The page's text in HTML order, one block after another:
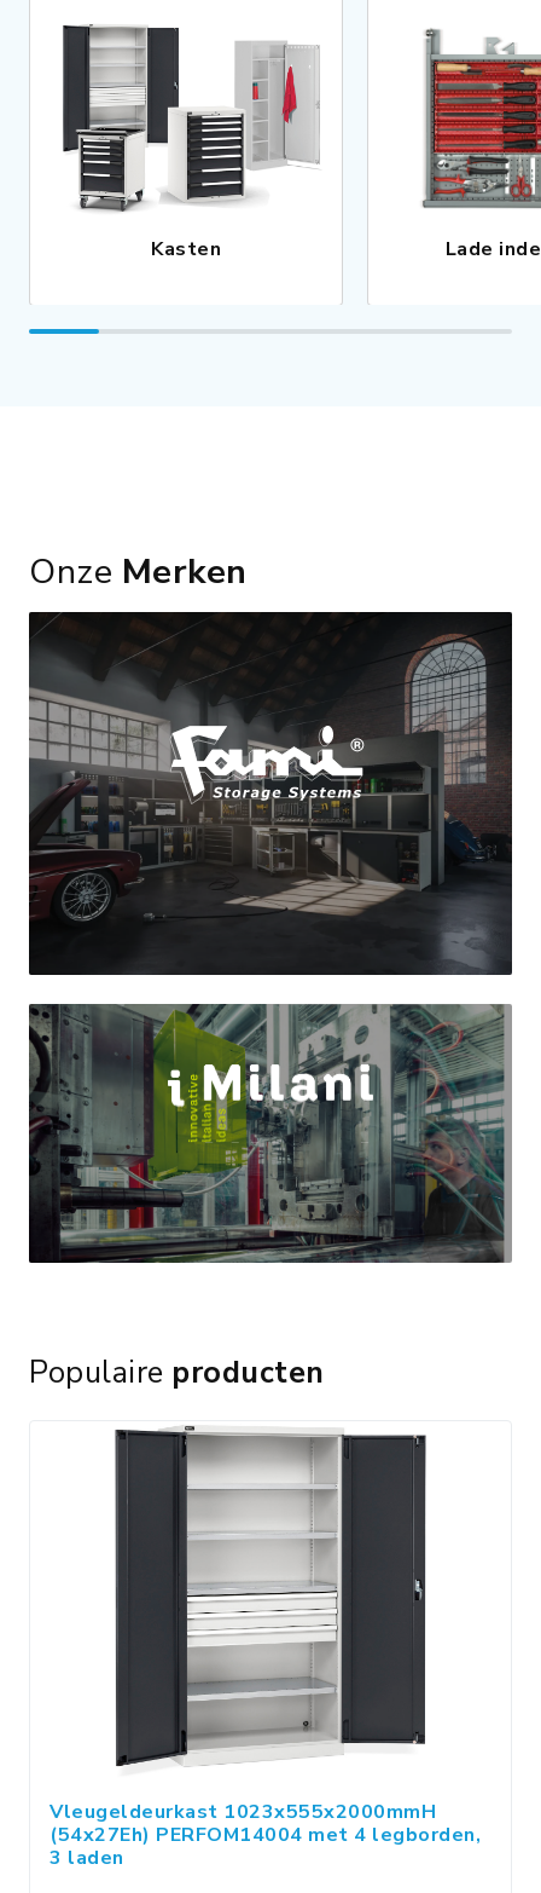
Kasten Lade
Onze Merken
Populaire producten
Vleugeldeurkast 1023x555x2000mmH
(54x27Eh) PERFOM14004 met 4 legborden,
3 laden